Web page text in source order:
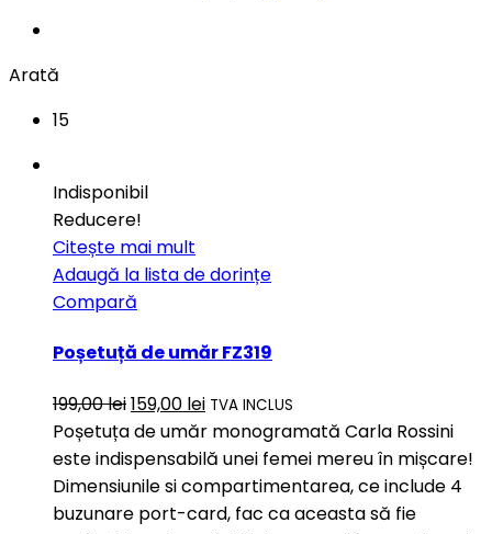
Arată
15
Indisponibil
Reducere!
Citește mai mult
Adaugă la lista de dorințe
Compară
Poșetuță de umăr FZ319
199,00lei159,00 lei TVA INCLUS
Poșetuța de umăr monogramată Carla Rossini
este indispensabilă unei femei mereu în mișcare!
Dimensiunile si compartimentarea, ce include 4
buzunare port-card, fac ca aceasta să fie